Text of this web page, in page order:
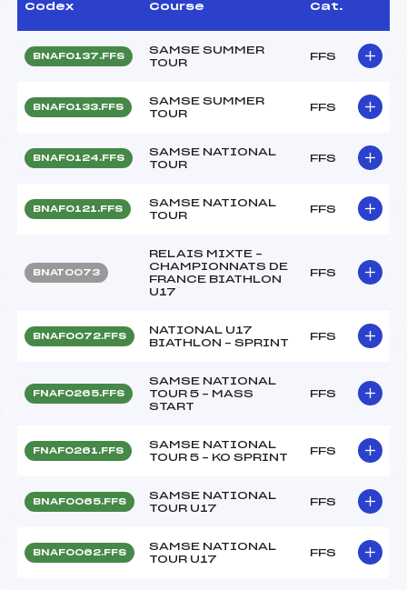
Codex Course Cat.
BNAF0137.FFS
SAMSE SUMMER
TOUR
FFS
BNAF0133.FFS
SAMSE SUMMER
TOUR
FFS
BNAF0124.FFS
SAMSE NATIONAL
TOUR
FFS
BNAF0121.FFS
SAMSE NATIONAL
TOUR
FFS
BNAT0073
RELAIS MIXTE –
CHAMPIONNATS DE
FRANCE BIATHLON
U17
FFS
BNAF0072.FFS
NATIONAL U17
BIATHLON – SPRINT
FFS
FNAF0265.FFS
SAMSE NATIONAL
TOUR 5 – MASS
START
FFS
FNAF0261.FFS
SAMSE NATIONAL
TOUR 5 – KO SPRINT
FFS
BNAF0065.FFS
SAMSE NATIONAL
TOUR U17
FFS
BNAF0062.FFS
SAMSE NATIONAL
TOUR U17
FFS